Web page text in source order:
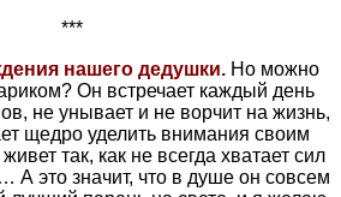
***
нашего дедушки.Но можно
Он встречает каждый день
не унывает и не ворчит на жизнь,
щедро уделить внимания своим
так, как не всегда хватает сил
А это значит, что в душе он совсем